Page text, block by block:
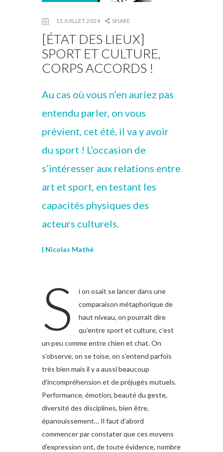
11 JUILLET 2024 SHARE
[ÉTAT DES LIEUX]
SPORT ET CULTURE,
CORPS ACCORDS !
Au cas où vous n’en auriez pas
entendu parler, on vous
prévient, cet été, il va y avoir
du sport ! L’occasion de
s’intéresser aux relations entre
art et sport, en testant les
capacités physiques des
acteurs culturels.
| Nicolas Mathé
S
i on osait se lancer dans une
comparaison métaphorique de
haut niveau, on pourrait dire
qu’entre sport et culture, c’est
un peu comme entre chien et chat. On
s’observe, on se toise, on s’entend parfois
très bien mais il y a aussi beaucoup
d’incompréhension et de préjugés mutuels.
Performance, émotion, beauté du geste,
diversité des disciplines, bien être,
épanouissement… Il faut d’abord
commencer par constater que ces moyens
d’expression ont, de toute évidence, nombre